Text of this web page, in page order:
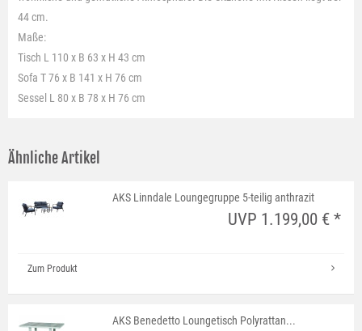
44 cm.
Maße:
Tisch L 110 x B 63 x H 43 cm
Sofa T 76 x B 141 x H 76 cm
Sessel L 80 x B 78 x H 76 cm
Ähnliche Artikel
AKS Linndale Loungegruppe 5-teilig anthrazit
UVP 1.199,00 € *
Zum Produkt
AKS Benedetto Loungetisch Polyrattan...